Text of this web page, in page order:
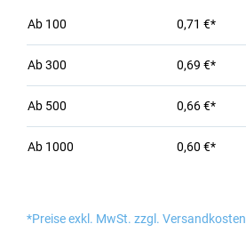
Ab 100 0,71 €*
Ab300 0,69 €*
Ab 500 0,66 €*
Ab 1000 0,60 €*
*Preise exkl. MwSt. zzgl. Versandkosten